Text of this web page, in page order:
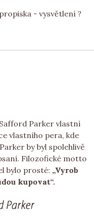
- vysvětlení ?
Parker vlastní
vlastního pera, kde
by byl spolehlivě
Filozofické motto
bylo prosté: „Vyrob
kupovat“.